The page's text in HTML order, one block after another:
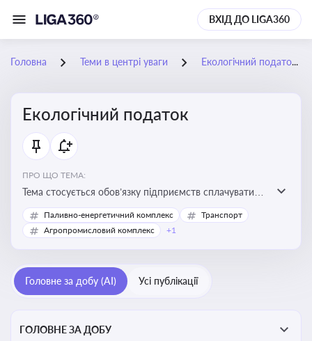
ВХІД ДО LIGA360
Головна Теми в центрі уваги Екологічний податок
Екологічний податок
ПРО ЩО ТЕМА:
Тема стосується обов’язку підприємств сплачувати
екологічний податок за забруднення довкілля. Вона
важлива для екологічного контролю бізнесу,
Паливно-енергетичний комплекс
Транспорт
Агропромисловий комплекс
+1
Головне за добу (AI) Усі публікації
ГОЛОВНЕ ЗА ДОБУ